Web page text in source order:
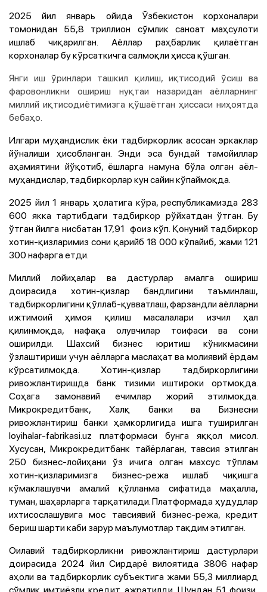
2025 йил январь ойида Ўзбекистон корхоналари
томонидан 55,8 триллион сўмлик саноат маҳсулоти
ишлаб чиқарилган. Аёллар раҳбарлик қилаётган
корхоналар бу кўрсаткичга салмоқли ҳисса қўшган.
Янги иш ўринлари ташкил қилиш, иқтисодий ўсиш ва
фаровонликни ошириш нуқтаи назаридан аёлларнинг
миллий иқтисодиётимизга қўшаётган ҳиссаси ниҳоятда
бебаҳо.
Илгари муҳандислик ёки тадбиркорлик асосан эркаклар
йўналиши ҳисобланган. Энди эса бундай тамойиллар
аҳамиятини йўқотиб, ёшларга намуна бўла олган аёл-
муҳандислар, тадбиркорлар кун сайин кўпаймоқда.
2025 йил 1 январь ҳолатига кўра, республикамизда 283
600 якка тартибдаги тадбиркор рўйхатдан ўтган. Бу
ўтган йилга нисбатан 17,91 фоиз кўп. Қонуний тадбиркор
хотин-қизларимиз сони қарийб 18 000 кўпайиб, жами 121
300 нафарга етди.
Миллий лойиҳалар ва дастурлар амалга ошириш
доирасида хотин-қизлар бандлигини таъминлаш,
тадбиркорлигини қўллаб-қувватлаш, фарзандли аёлларни
ижтимоий ҳимоя қилиш масалалари изчил ҳал
қилинмоқда, нафақа олувчилар тоифаси ва сони
оширилди. Шахсий бизнес юритиш кўникмасини
ўзлаштириши учун аёлларга маслаҳат ва молиявий ёрдам
кўрсатилмоқда. Хотин-қизлар тадбиркорлигини
ривожлантиришда банк тизими иштироки ортмоқда.
Соҳага замонавий ечимлар жорий этилмоқда.
Микрокредитбанк, Халқ банки ва Бизнесни
ривожлантириш банки ҳамкорлигида ишга туширилган
loyihalar-fabrikasi.uz платформаси бунга яққол мисол.
Хусусан, Микрокредитбанк тайёрлаган, тавсия этилган
250 бизнес-лойиҳани ўз ичига олган махсус тўплам
хотин-қизларимизга бизнес-режа ишлаб чиқишга
кўмаклашувчи амалий қўлланма сифатида маҳалла,
туман, шаҳарларга тарқатилади. Платформада ҳудудлар
ихтисослашувига мос тавсиявий бизнес-режа, кредит
бериш шарти каби зарур маълумотлар тақдим этилган.
Оилавий тадбиркорликни ривожлантириш дастурлари
доирасида 2024 йил Сирдарё вилоятида 3806 нафар
аҳоли ва тадбиркорлик субъектига жами 55,3 миллиард